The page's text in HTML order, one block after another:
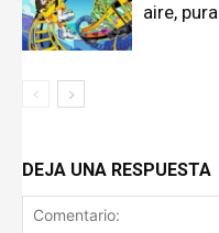
aire,
DEJA UNA RESPUESTA